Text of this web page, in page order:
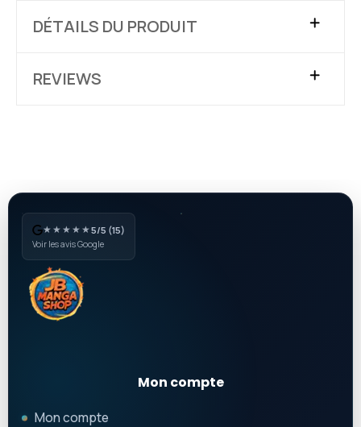
DÉTAILS DU PRODUIT
REVIEWS
★★★★★5/5 (15)
Voir les avis Google
Mon compte
Mon compte